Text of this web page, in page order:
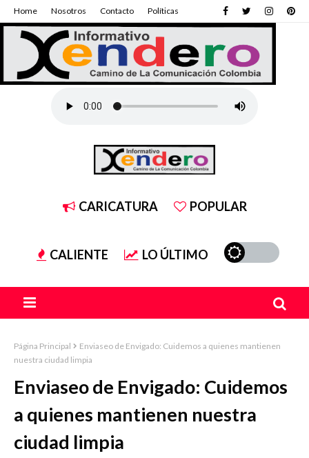
Home Nosotros Contacto Políticas
CARICATURA POPULAR
CALIENTE LO ÚLTIMO
Página Principal
Enviaseo de Envigado: Cuidemos a quienes mantienen
nuestra ciudad limpia
Enviaseo de Envigado: Cuidemos
a quienes mantienen nuestra
ciudad limpia